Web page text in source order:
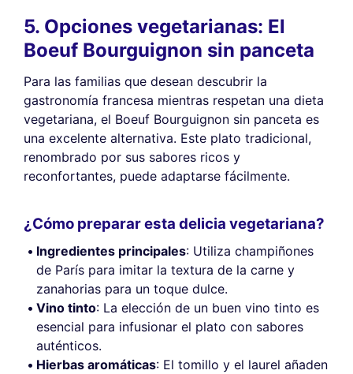
5. Opciones vegetarianas: El
Boeuf Bourguignon sin panceta
Para las familias que desean descubrir la
gastronomía francesa mientras respetan una dieta
vegetariana, el Boeuf Bourguignon sin panceta es
una excelente alternativa. Este plato tradicional,
renombrado por sus sabores ricos y
reconfortantes, puede adaptarse fácilmente.
¿Cómo preparar esta delicia vegetariana?
Ingredientes principales: Utiliza champiñones
de París para imitar la textura de la carne y
zanahorias para un toque dulce.
Vino tinto: La elección de un buen vino tinto es
esencial para infusionar el plato con sabores
auténticos.
Hierbas aromáticas: El tomillo y el laurel añaden